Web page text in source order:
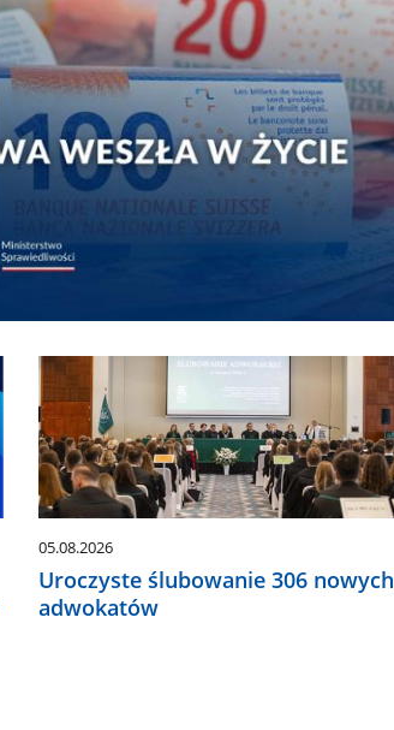
05.08.2026
Uroczyste ślubowanie 306 nowych
adwokatów